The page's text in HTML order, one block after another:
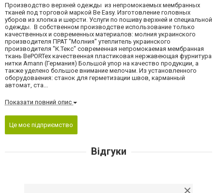
Производство верхней одежды из непромокаемых мембранных
тканей под торговой маркой Be Easy. Изготовление головных
уборов из хлопка и шерсти. Услуги по пошиву верхней и специальной
одежды. В собственном производстве использование только
качественных и современных материалов: молния украинского
производителя ПРАТ "Молния" утеплитель украинского
производителя "К.Текс" современная непромокаемая мембранная
ткань BePORTex качественная пластиковая нержавеющая фурнитура
нитки Amann (Германия) Большой упор на качество продукции, а
также уделено большое внимание мелочам. Из установленного
оборудоваения: станок для герметизации швов, карманный
автомат, ста...
Показати повний опис
Це моє підприємство
Відгуки